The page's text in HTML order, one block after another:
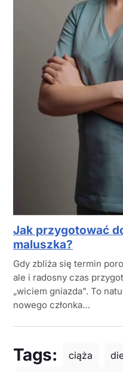
Jak przygotować
maluszka?
Gdy zbliża się termin
ale i radosny czas
„wiciem gniazda”. To
nowego członka…
Tags: ciąża